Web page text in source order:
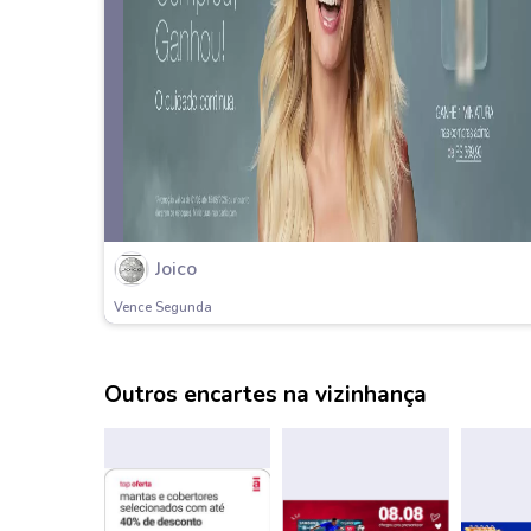
Joico
Vence Segunda
Outros encartes na vizinhança